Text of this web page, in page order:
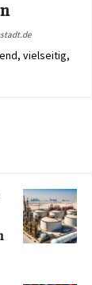
vielseitig,